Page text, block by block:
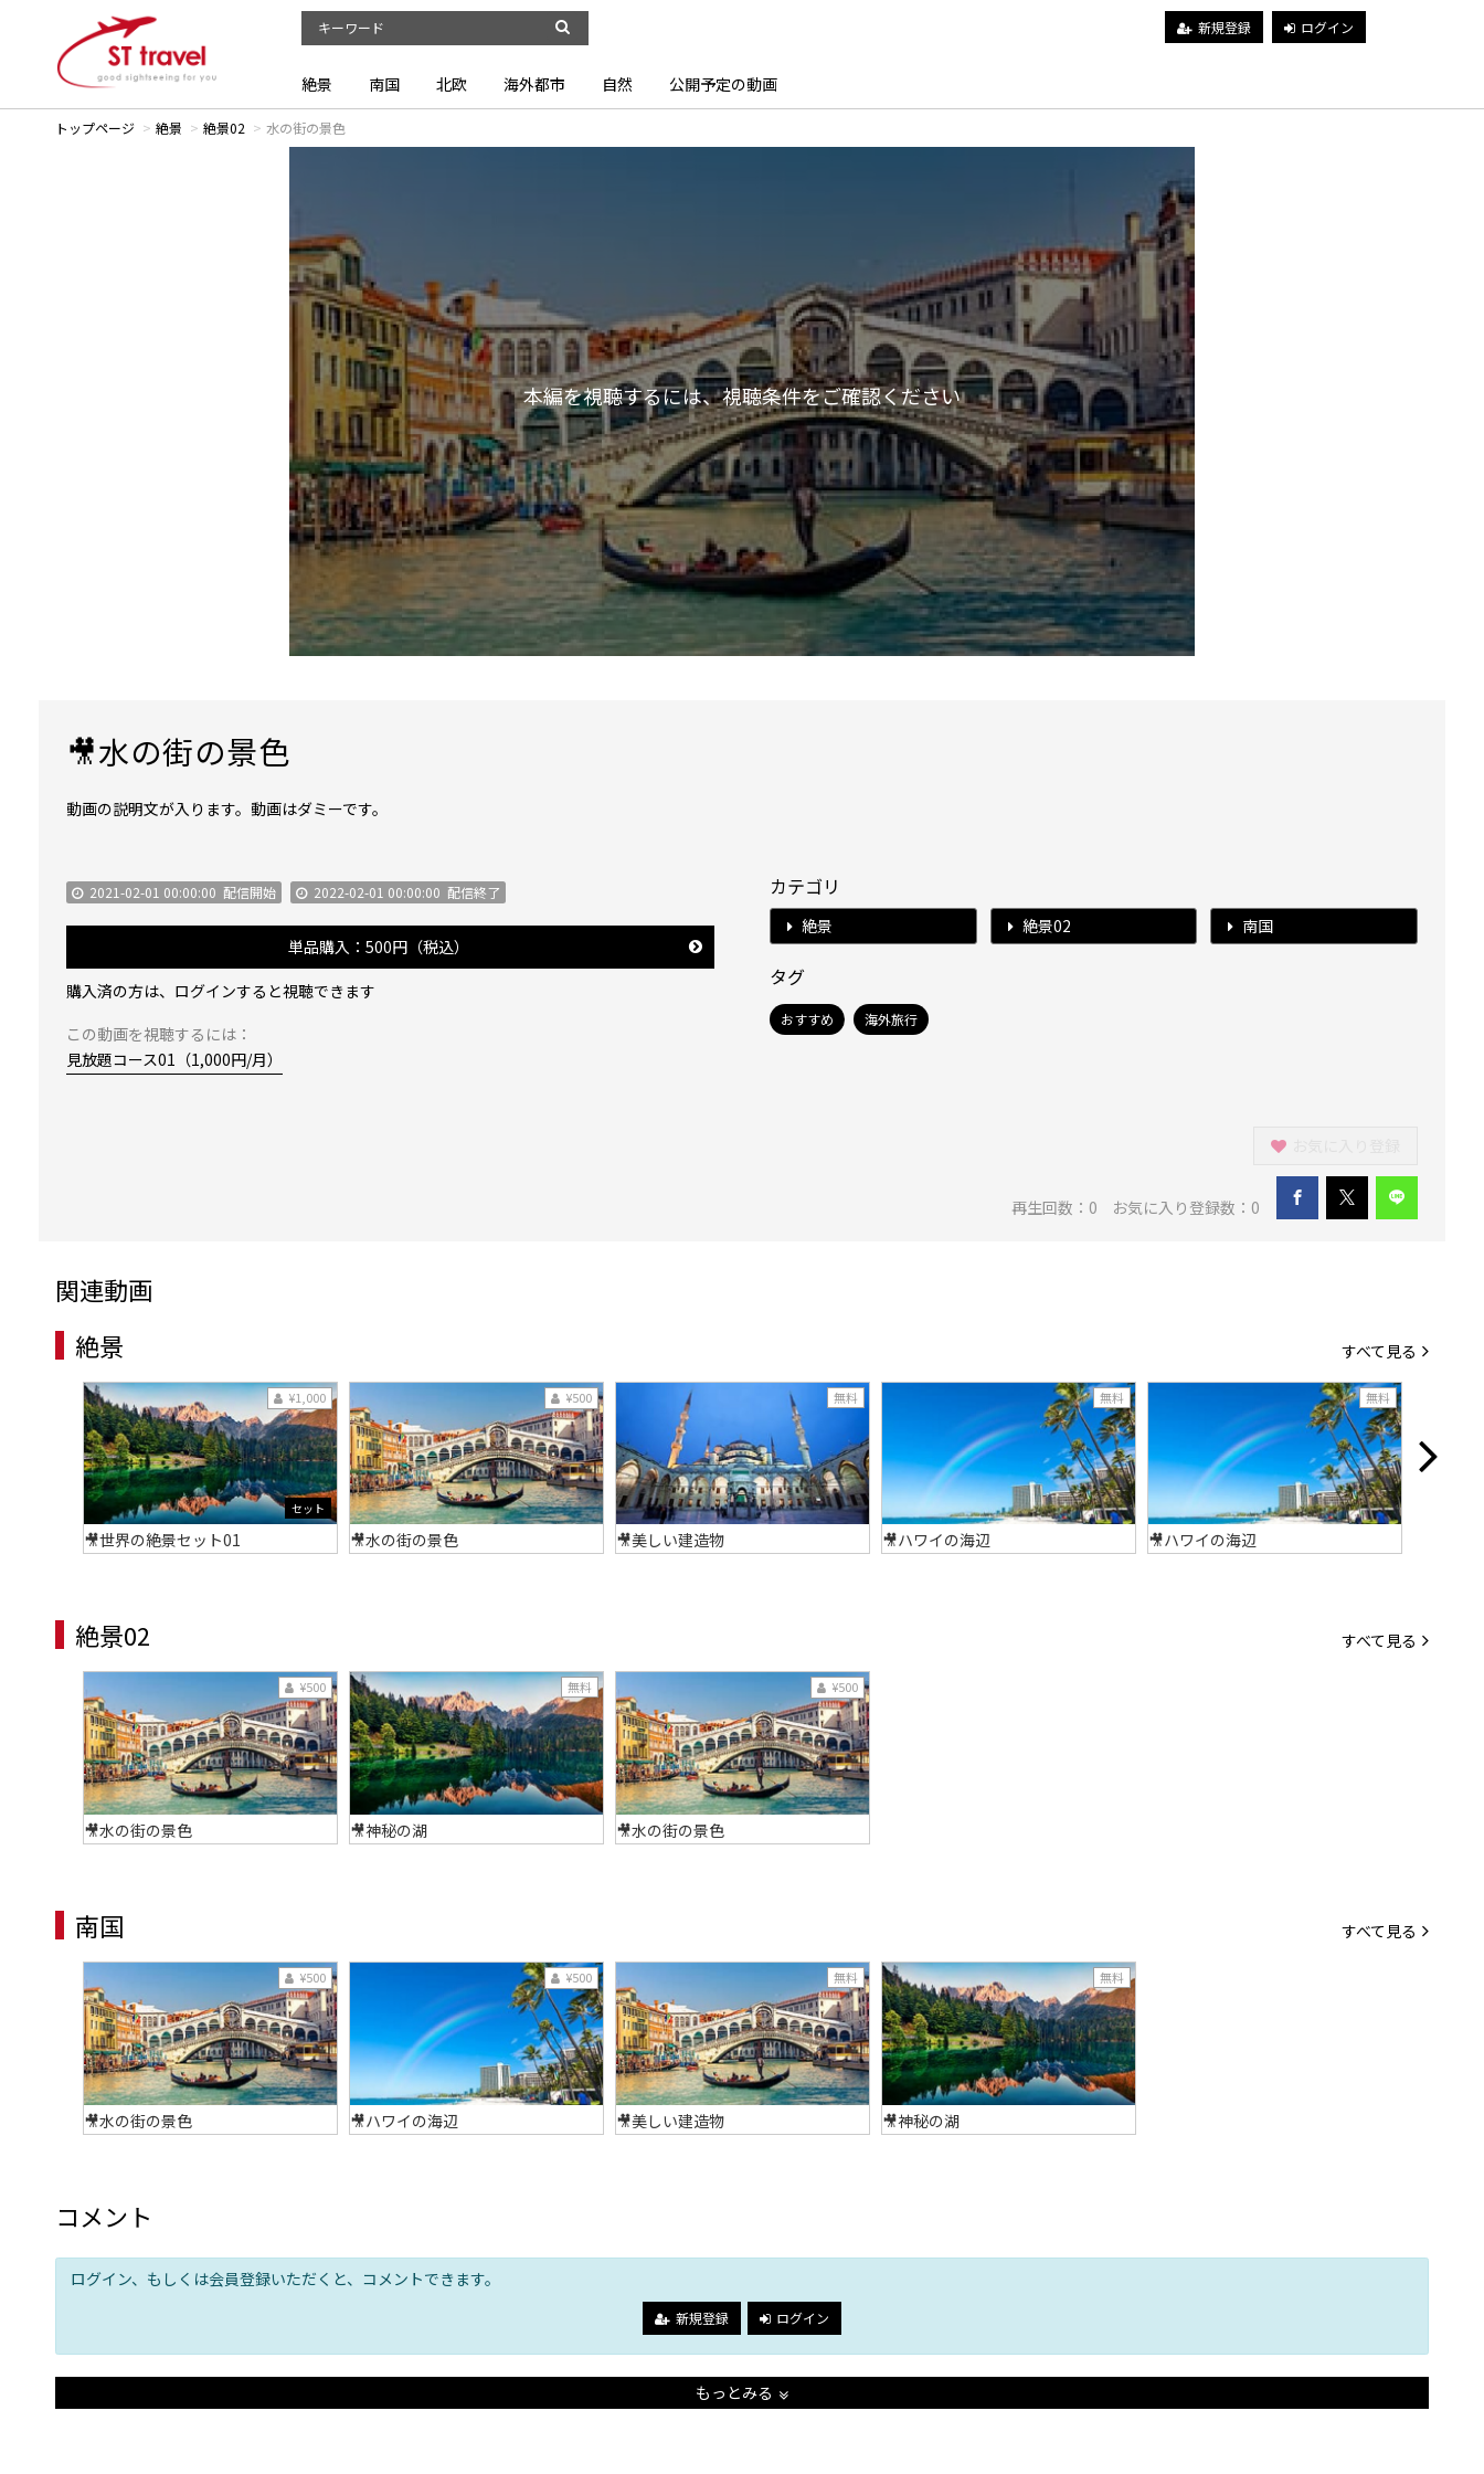
新規登録 ログイン
絶景 南国 北欧 海外都市 自然 公開予定の動画
トップページ 絶景 絶景02 水の街の景色
本編を視聴するには、視聴条件をご確認ください
🎥水の街の景色
動画の説明文が入ります。動画はダミーです。
2021-02-01 00:00:00 配信開始 2022-02-01 00:00:00 配信終了
単品購入：500円（税込）
購入済の方は、ログインすると視聴できます
この動画を視聴するには：
見放題コース01（1,000円/月）
カテゴリ
絶景 絶景02 南国
タグ
おすすめ 海外旅行
再生回数： 0 お気に入り登録数：0
関連動画
絶景
すべて見る
セット
🎥世界の絶景セット01
¥1,000
🎥水の街の景色
¥500
🎥美しい建造物
無料
🎥ハワイの海辺
無料
🎥ハワイの海辺
無料
絶景02 すべて見る
🎥水の街の景色
¥500
🎥神秘の湖
無料
🎥水の街の景色
¥500
南国 すべて見る
🎥水の街の景色
¥500
🎥ハワイの海辺
¥500
🎥美しい建造物
無料
🎥神秘の湖
無料
コメント
ログイン、もしくは会員登録いただくと、コメントできます。
新規登録 ログイン
もっとみる